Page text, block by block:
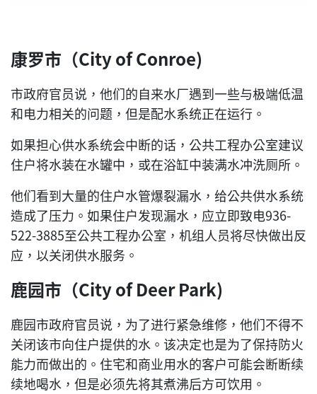
康罗市（City of Conroe)
市政府官员说，他们的自来水厂遇到一些与极端低温
和电力相关的问题，但是配水系统正在运行。
如果担心供水系统会中断的话，公共工程办公室建议
住户将水装在水罐中，或在浴缸中装满水冲洗厕所。
他们看到大量的住户水管爆裂漏水，给公共供水系统
造成了压力。如果住户发现漏水，应立即致电936-
522-3885至公共工程办公室，机组人员将尽快做出反
应，以关闭供水服务。
鹿园市（City of Deer Park)
鹿园市政府官员说，为了进行紧急维修，他们不得不
关闭该市向住户提供的水。该决定也是为了保持防火
能力而做出的。住宅和商业用水的客户可能会断断续
续地喝水，但是必须先将其煮沸后方可饮用。